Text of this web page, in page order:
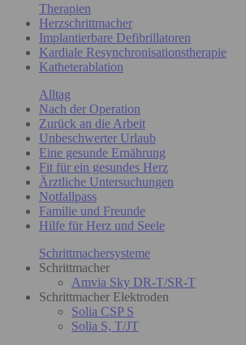
Therapien
Herzschrittmacher
Implantierbare Defibrillatoren
Kardiale Resynchronisationstherapie
Katheterablation
Alltag
Nach der Operation
Zurück an die Arbeit
Unbeschwerter Urlaub
Eine gesunde Ernährung
Fit für ein gesundes Herz
Ärztliche Untersuchungen
Notfallpass
Familie und Freunde
Hilfe für Herz und Seele
Schrittmachersysteme
Schrittmacher
Amvia Sky DR-T/SR-T
Schrittmacher Elektroden
Solia CSP S
Solia S, T/JT